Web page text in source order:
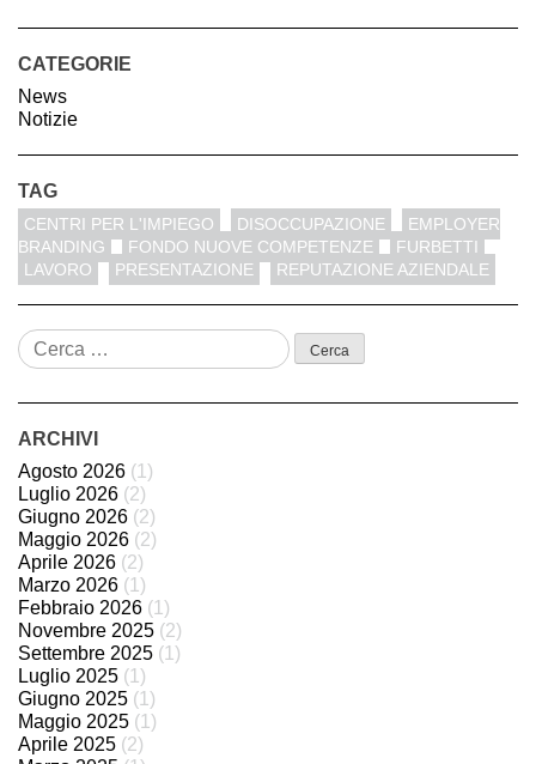
CATEGORIE
News
Notizie
TAG
CENTRI PER L'IMPIEGO DISOCCUPAZIONE
EMPLOYER
BRANDING
FONDO NUOVE COMPETENZE
FURBETTI
LAVORO
PRESENTAZIONE REPUTAZIONE AZIENDALE
Ricerca
per:
ARCHIVI
Agosto 2026 (1)
Luglio 2026 (2)
Giugno 2026 (2)
Maggio 2026 (2)
Aprile 2026 (2)
Marzo 2026 (1)
Febbraio 2026 (1)
Novembre 2025 (2)
Settembre 2025 (1)
Luglio 2025 (1)
Giugno 2025 (1)
Maggio 2025 (1)
Aprile 2025 (2)